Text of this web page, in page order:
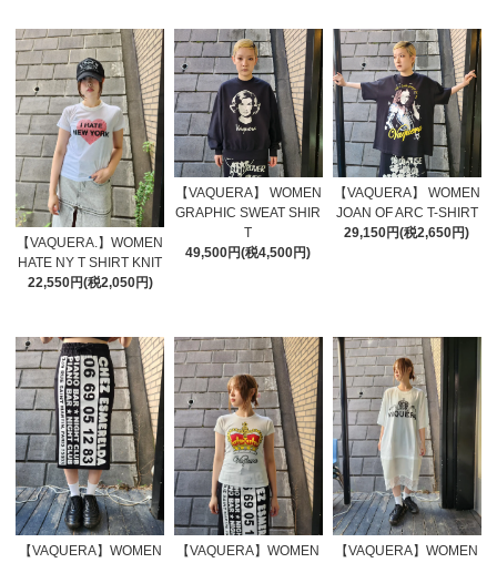
【VAQUERA.】WOMEN
HATE NY T SHIRT KNIT
22,550円(税2,050円)
【VAQUERA】 WOMEN
GRAPHIC SWEAT SHIR
T
49,500円(税4,500円)
【VAQUERA】 WOMEN
JOAN OF ARC T-SHIRT
29,150円(税2,650円)
【VAQUERA】WOMEN
【VAQUERA】WOMEN
【VAQUERA】WOMEN